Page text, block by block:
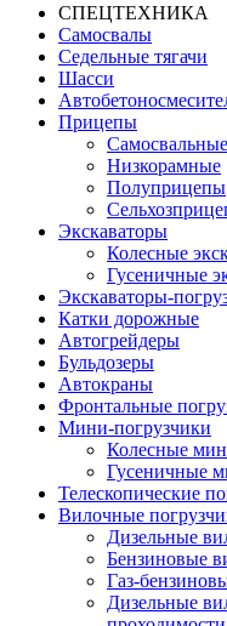
СПЕЦТЕХНИКА
Самосвалы
Седельные тягачи
Шасси
Прицепы
Самосвальные
Низкорамные
Полуприцепы
Экскаваторы
Колесные
Гусеничные
Экскаваторы-
Катки дорожные
Автогрейдеры
Бульдозеры
Автокраны
Фронтальные
Мини-погрузчики
Колесные
Гусеничные
Телескопические
Вилочные
Дизельные
Бензиновые
Газ-
Дизельные